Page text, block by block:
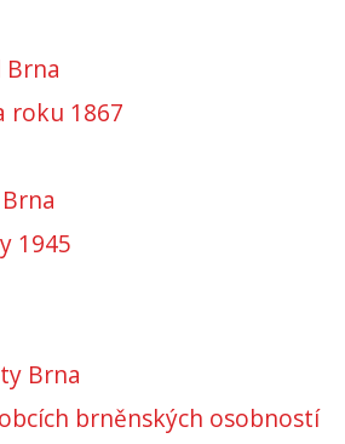
roku 1867
1945
Brna
brněnských osobností